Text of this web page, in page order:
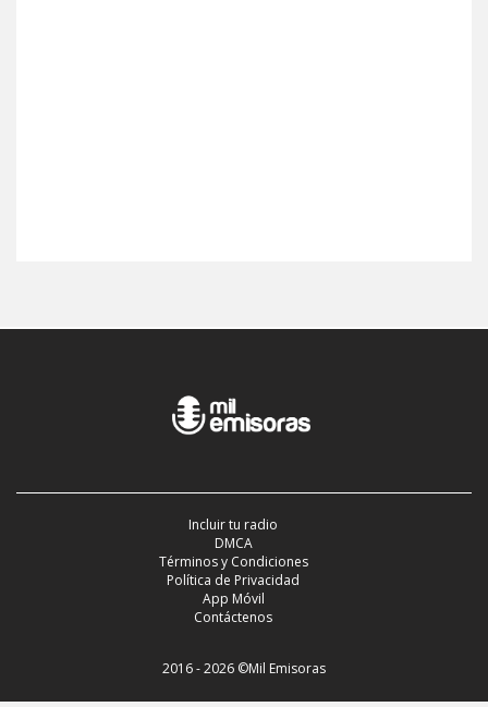
Incluir tu radio
DMCA
Términos y Condiciones
Política de Privacidad
App Móvil
Contáctenos
2016 - 2026 ©Mil Emisoras